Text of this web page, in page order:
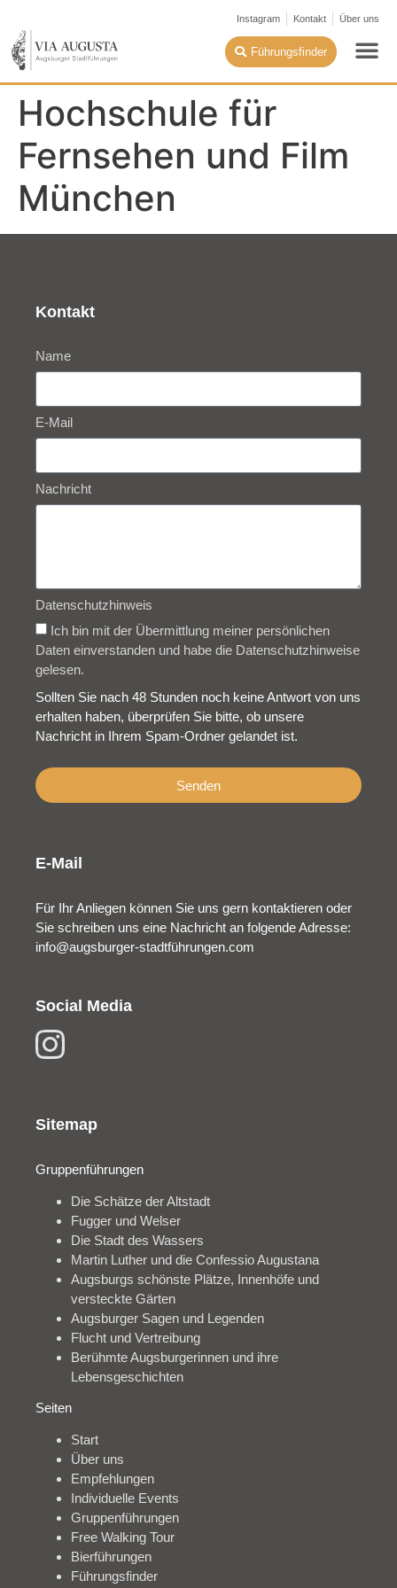
Instagram Kontakt Über uns
Führungsfinder
Hochschule für
Fernsehen und Film
München
Kontakt
Name
E-Mail
Nachricht
Datenschutzhinweis
Ich bin mit der Übermittlung meiner persönlichen
Daten einverstanden und habe die Datenschutzhinweise
gelesen.
Sollten Sie nach 48 Stunden noch keine Antwort von uns
erhalten haben, überprüfen Sie bitte, ob unsere
Nachricht in Ihrem Spam-Ordner gelandet ist.
Senden
E-Mail
Für Ihr Anliegen können Sie uns gern kontaktieren oder
Sie schreiben uns eine Nachricht an folgende Adresse:
info@augsburger-stadtführungen.com
Social Media
Sitemap
Gruppenführungen
Die Schätze der Altstadt
Fugger und Welser
Die Stadt des Wassers
Martin Luther und die Confessio Augustana
Augsburgs schönste Plätze, Innenhöfe und
versteckte Gärten
Augsburger Sagen und Legenden
Flucht und Vertreibung
Berühmte Augsburgerinnen und ihre
Lebensgeschichten
Seiten
Start
Über uns
Empfehlungen
Individuelle Events
Gruppenführungen
Free Walking Tour
Bierführungen
Führungsfinder